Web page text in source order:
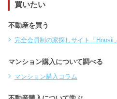
買いたい
不動産を買う
完全会員制の家探しサイト「Housii」
マンション購入について調べる
マンション購入コラム